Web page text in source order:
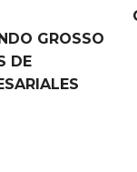
GROSSO
DE